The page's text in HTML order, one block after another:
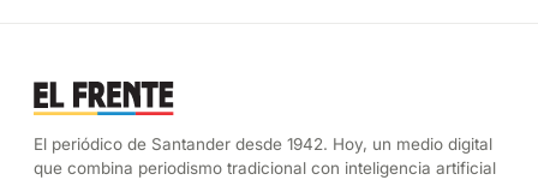
El periódico de Santander desde 1942. Hoy, un medio digital
que combina periodismo tradicional con inteligencia artificial